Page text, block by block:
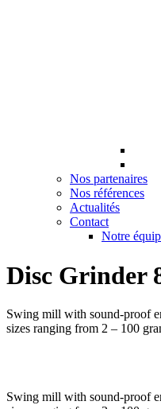
Nos partenaires
Nos références
Actualités
Contact
Notre
Disc Grinder
Swing mill with sound-proof
sizes ranging from 2 – 100
Swing mill with sound-proof